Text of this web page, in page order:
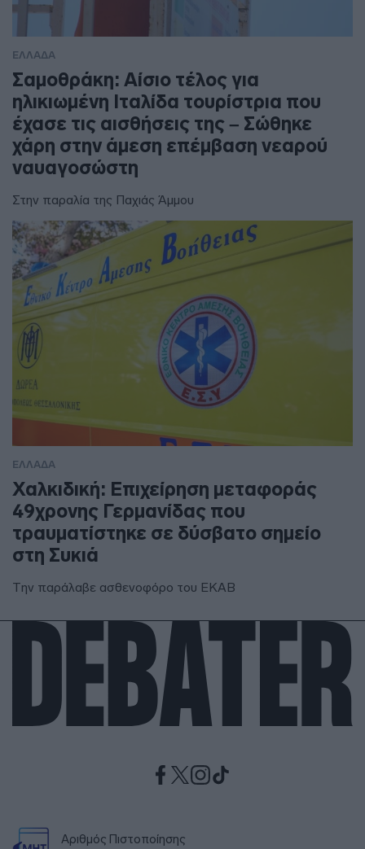
ΕΛΛΑΔΑ
Σαμοθράκη: Αίσιο τέλος για
ηλικιωμένη Ιταλίδα τουρίστρια που
έχασε τις αισθήσεις της – Σώθηκε
χάρη στην άμεση επέμβαση νεαρού
ναυαγοσώστη
Στην παραλία της Παχιάς Άμμου
ΕΛΛΑΔΑ
Χαλκιδική: Επιχείρηση μεταφοράς
49χρονης Γερμανίδας που
τραυματίστηκε σε δύσβατο σημείο
στη Συκιά
Την παράλαβε ασθενοφόρο του ΕΚΑΒ
Αριθμός Πιστοποίησης